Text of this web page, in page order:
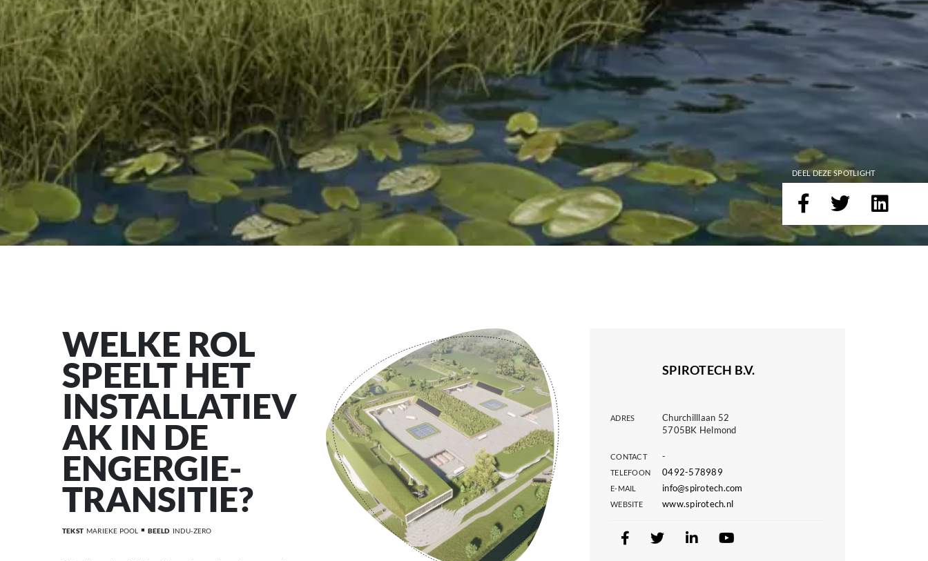
DEEL DEZE SPOTLIGHT
WELKE ROL
SPEELT HET
INSTALLATIEV
AK IN DE
ENGERGIE-
TRANSITIE?
TEKST MARIEKE POOL BEELD INDU-ZERO
SPIROTECH B.V.
ADRES
Churchilllaan 52
5705BK Helmond
CONTACT -
TELEFOON 0492-578989
E-MAIL info@spirotech.com
WEBSITE www.spirotech.nl